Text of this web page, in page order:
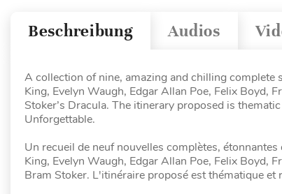
Audios
Beschreibung
A collection of nine, amazing and chilling complete
King, Evelyn Waugh, Edgar Allan Poe, Felix Boyd,
Stoker’s Dracula. The itinerary proposed is
Unforgettable.
Un recueil de neuf nouvelles complètes,
King, Evelyn Waugh, Edgar Allan Poe, Felix Boyd,
Bram Stoker. L'itinéraire proposé est thématique